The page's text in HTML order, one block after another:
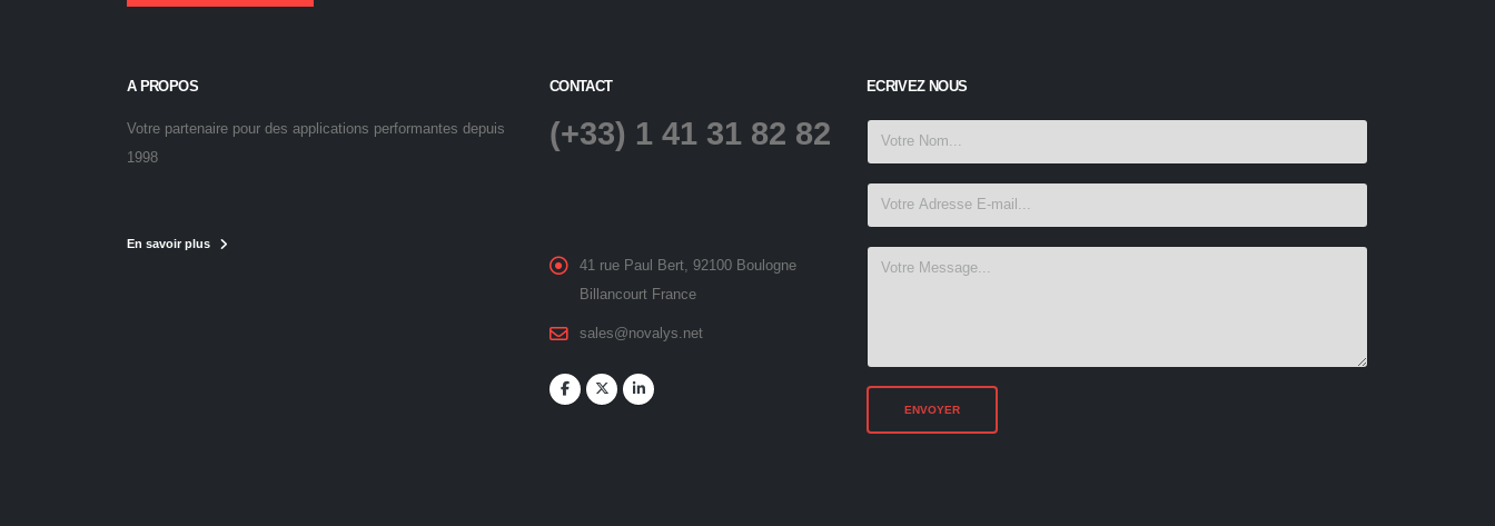
A PROPOS
Votre partenaire pour des applications performantes depuis
1998
En savoir plus
CONTACT
(+33) 1 41 31 82 82
41 rue Paul Bert, 92100 Boulogne
Billancourt France
sales@novalys.net
ECRIVEZ NOUS